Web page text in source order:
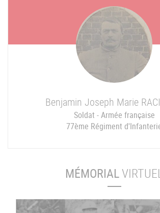
Benjamin Joseph Marie
Soldat - Armée française
77ème Régiment
MÉMORIAL